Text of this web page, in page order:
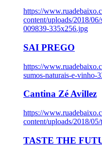
https://
content/uploads/2018/
009839-335x256.jpg
SAI PREGO
https://
sumos-naturais-e-vinho-
Cantina Zé Avillez
https://
content/uploads/2018/
TASTE THE